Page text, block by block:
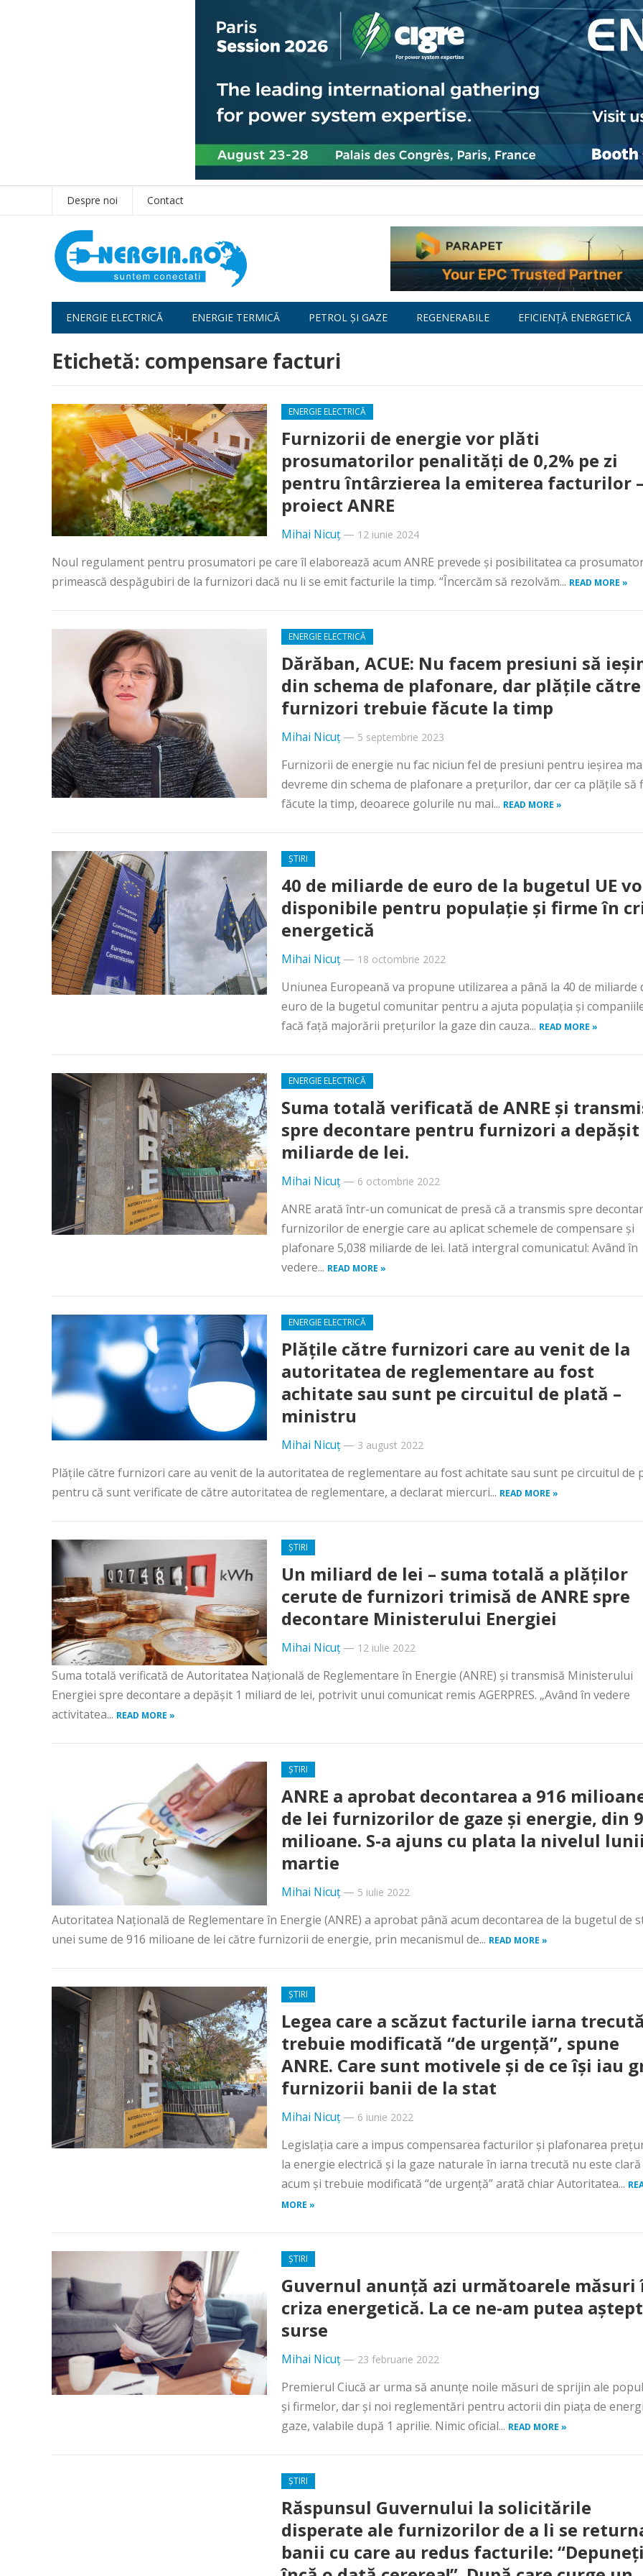
Despre noi Contact
ENERGIE ELECTRICĂ ENERGIE TERMICĂ PETROL ȘI GAZE REGENERABILE EFICIENȚĂ ENERGETICĂ
Etichetă: compensare facturi
ENERGIE ELECTRICĂ
Furnizorii de energie vor plăti
prosumatorilor penalități de 0,2% pe zi
pentru întârzierea la emiterea facturilor –
proiect ANRE
Mihai Nicuț— 12 iunie 2024
Noul regulament pentru prosumatori pe care îl elaborează acum ANRE prevede și posibilitatea ca
primească despăgubiri de la furnizori dacă nu li se emit facturile la timp. “Încercăm să rezolvăm... READ MORE »
ENERGIE ELECTRICĂ
Dărăban, ACUE: Nu facem presiuni să
din schema de plafonare, dar plățile către
furnizori trebuie făcute la timp
Mihai Nicuț— 5 septembrie 2023
Furnizorii de energie nu fac niciun fel de presiuni pentru ieşirea
devreme din schema de plafonare a preţurilor, dar cer ca plăţile să
făcute la timp, deoarece golurile nu mai... READ MORE »
ȘTIRI
40 de miliarde de euro de la bugetul UE
disponibile pentru populație și firme în
energetică
Mihai Nicuț— 18 octombrie 2022
Uniunea Europeană va propune utilizarea a până la 40 de miliarde
euro de la bugetul comunitar pentru a ajuta populaţia şi
facă faţă majorării preţurilor la gaze din cauza... READ MORE »
ENERGIE ELECTRICĂ
Suma totală verificată de ANRE și
spre decontare pentru furnizori a depășit
miliarde de lei.
Mihai Nicuț— 6 octombrie 2022
ANRE arată într-un comunicat de presă că a transmis spre
furnizorilor de energie care au aplicat schemele de compensare și
plafonare 5,038 miliarde de lei. Iată intergral comunicatul: Având în
vedere... READ MORE »
ENERGIE ELECTRICĂ
Plăţile către furnizori care au venit de la
autoritatea de reglementare au fost
achitate sau sunt pe circuitul de plată –
ministru
Mihai Nicuț— 3 august 2022
Plăţile către furnizori care au venit de la autoritatea de reglementare au fost achitate sau sunt pe circuitul de
pentru că sunt verificate de către autoritatea de reglementare, a declarat miercuri... READ MORE »
ȘTIRI
Un miliard de lei – suma totală a plăților
cerute de furnizori trimisă de ANRE spre
decontare Ministerului Energiei
Mihai Nicuț— 12 iulie 2022
Suma totală verificată de Autoritatea Naţională de Reglementare în Energie (ANRE) şi transmisă Ministerului
Energiei spre decontare a depăşit 1 miliard de lei, potrivit unui comunicat remis AGERPRES. „Având în vedere
activitatea... READ MORE »
ȘTIRI
ANRE a aprobat decontarea a 916
de lei furnizorilor de gaze și energie, din
milioane. S-a ajuns cu plata la nivelul lunii
martie
Mihai Nicuț— 5 iulie 2022
Autoritatea Naţională de Reglementare în Energie (ANRE) a aprobat până acum decontarea de la bugetul de
unei sume de 916 milioane de lei către furnizorii de energie, prin mecanismul de... READ MORE »
ȘTIRI
Legea care a scăzut facturile iarna trecută
trebuie modificată “de urgență”, spune
ANRE. Care sunt motivele și de ce își iau
furnizorii banii de la stat
Mihai Nicuț— 6 iunie 2022
Legislația care a impus compensarea facturilor și plafonarea
la energie electrică și la gaze naturale în iarna trecută nu este clară
acum și trebuie modificată “de urgență” arată chiar Autoritatea...
MORE »
ȘTIRI
Guvernul anunță azi următoarele măsuri
criza energetică. La ce ne-am putea
surse
Mihai Nicuț— 23 februarie 2022
Premierul Ciucă ar urma să anunțe noile măsuri de sprijin ale
și firmelor, dar și noi reglementări pentru actorii din piața de
gaze, valabile după 1 aprilie. Nimic oficial... READ MORE »
ȘTIRI
Răspunsul Guvernului la solicitările
disperate ale furnizorilor de a li se
banii cu care au redus facturile: “Depuneți